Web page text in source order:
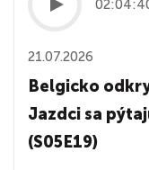
21.07.2026
Belgicko
Jazdci sa
(S05E19)